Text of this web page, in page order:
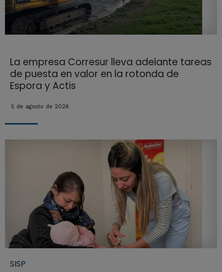
La empresa Corresur lleva adelante tareas
de puesta en valor en la rotonda de
Espora y Actis
5 de agosto de 2026
SISP